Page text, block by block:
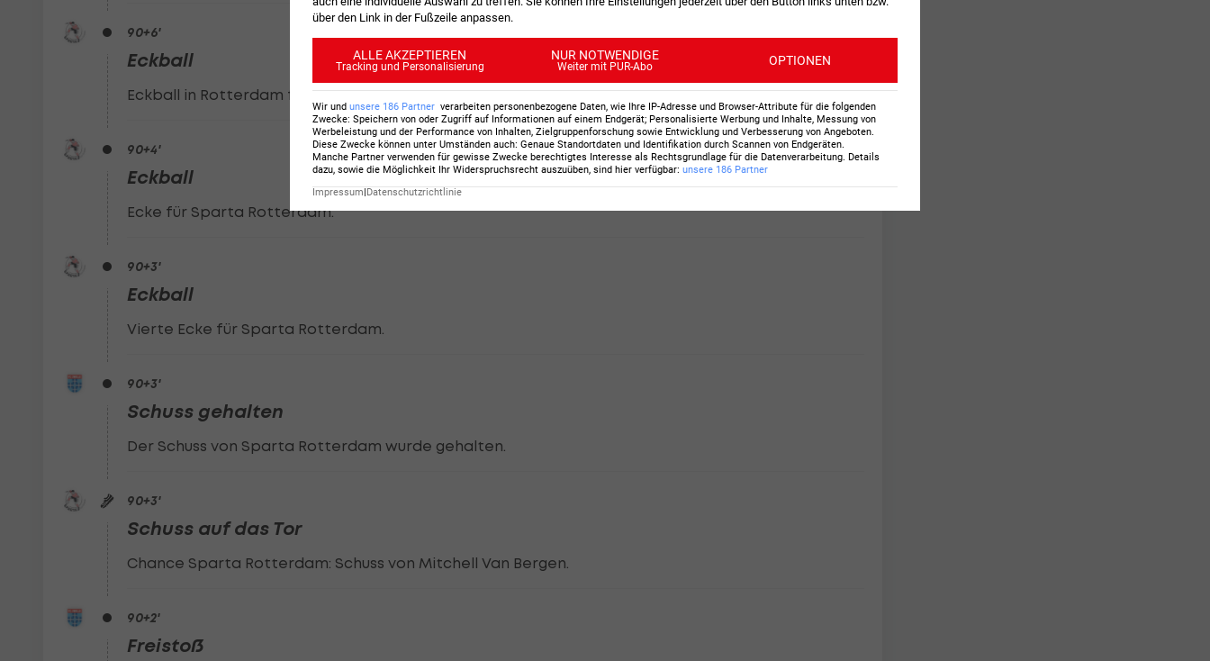
90+6'
Eckball
Eckball in Rotterdam für Sparta Rotterdam. Mike Kleijn tritt an.
90+4'
Eckball
Ecke für Sparta Rotterdam.
90+3'
Eckball
Vierte Ecke für Sparta Rotterdam.
90+3'
Schuss gehalten
Der Schuss von Sparta Rotterdam wurde gehalten.
90+3'
Schuss auf das Tor
Chance Sparta Rotterdam: Schuss von Mitchell Van Bergen.
90+2'
Freistoß
über den Link in der Fußzeile anpassen.
ALLE AKZEPTIEREN
Tracking und Personalisierung
NUR NOTWENDIGE
Weiter mit PUR-Abo OPTIONEN
Wir und unsere 186 Partner verarbeiten personenbezogene Daten, wie Ihre IP-Adresse und Browser-Attribute für die folgenden
Zwecke: Speichern von oder Zugriff auf Informationen auf einem Endgerät; Personalisierte Werbung und Inhalte, Messung von
Werbeleistung und der Performance von Inhalten, Zielgruppenforschung sowie Entwicklung und Verbesserung von Angeboten.
Diese Zwecke können unter Umständen auch: Genaue Standortdaten und Identifikation durch Scannen von Endgeräten.
Manche Partner verwenden für gewisse Zwecke berechtigtes Interesse als Rechtsgrundlage für die Datenverarbeitung. Details
dazu, sowie die Möglichkeit Ihr Widerspruchsrecht auszuüben, sind hier verfügbar: unsere 186 Partner
Impressum|Datenschutzrichtlinie